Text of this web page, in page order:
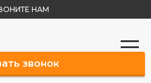
НАМ
звонок